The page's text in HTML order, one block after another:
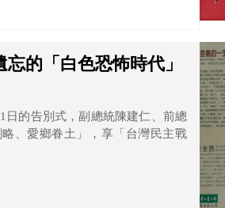
的「白色恐怖時代」
日的告別式，副總統陳建仁、前總
、愛鄉眷土」，享「台灣民主戰